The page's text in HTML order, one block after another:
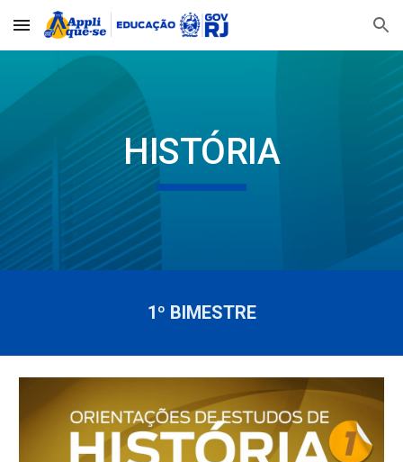
Skip to main content Skip to navigation
HISTÓRIA
1º BIMESTRE